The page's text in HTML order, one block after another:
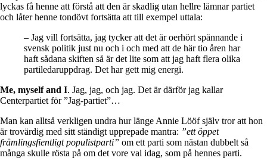
lyckas få henne att förstå att den är skadlig utan hellre lämnar partiet
och låter henne tondövt fortsätta att till exempel uttala:
– Jag vill fortsätta, jag tycker att det är oerhört spännande i
svensk politik just nu och i och med att de här tio åren har
haft sådana skiften så är det lite som att jag haft flera olika
partiledaruppdrag. Det har gett mig energi.
Me, myself and I. Jag, jag, och jag. Det är därför jag kallar
Centerpartiet för ”Jag-partiet”…
Man kan alltså verkligen undra hur länge Annie Lööf själv tror att hon
är trovärdig med sitt ständigt upprepade mantra: ”ett öppet
främlingsfientligt populistparti” om ett parti som nästan dubbelt så
många skulle rösta på om det vore val idag, som på hennes parti.